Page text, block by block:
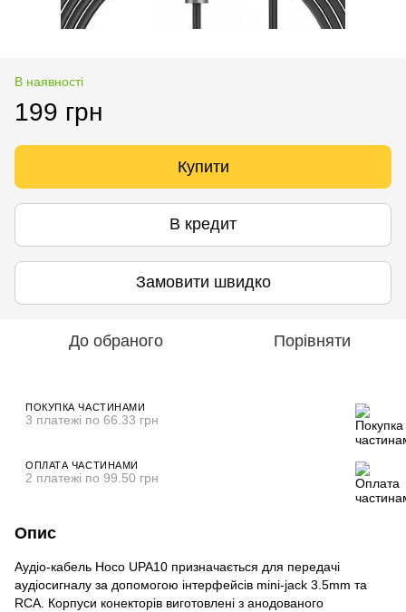
В наявності
199 грн
Купити
В кредит
Замовити швидко
До обраного Порівняти
ПОКУПКА ЧАСТИНАМИ
3 платежі по 66.33 грн
ОПЛАТА ЧАСТИНАМИ
2 платежі по 99.50 грн
Опис
Аудіо-кабель Hoco UPA10 призначається для передачі
аудіосигналу за допомогою інтерфейсів mini-jack 3.5mm та
RCA. Корпуси конекторів виготовлені з анодованого